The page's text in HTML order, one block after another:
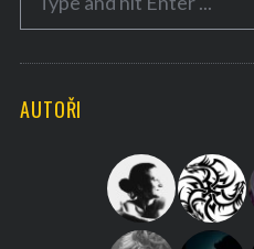
c
AUTOŘI